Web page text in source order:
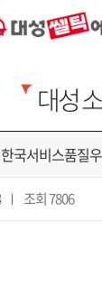
대성
국서비스품질
조회 7806